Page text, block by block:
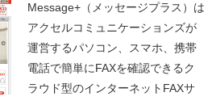
Message+（メッセージプラス）は
アクセルコミュニケーションズが
運営するパソコン、スマホ、携帯
電話で簡単にFAXを確認できるク
ラウド型のインターネットFAXサ